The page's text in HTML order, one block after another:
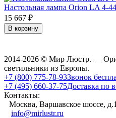
Настольная лампа Orion LA 4-
15 667 ₽
В корзину
2014-2026 © Мир Люстр. —
светильники из Европы.
+7 (800) 775-78-93Звонок
+7 (495) 660-37-75Доставка по
Контакты:
Москва, Варшавское шоссе,
info@mirlustr.ru